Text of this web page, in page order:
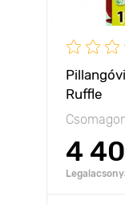
Ruffle
4